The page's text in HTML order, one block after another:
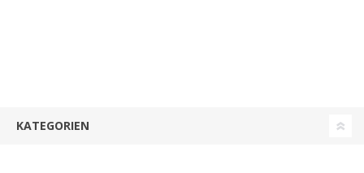
KATEGORIEN